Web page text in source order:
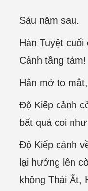
Sáu năm sau.
Hàn Tuyệt
Cảnh tầng tám!
Hắn mở to
Độ Kiếp cảnh
bất quá coi
Độ Kiếp cảnh
lại hướng lên
không Thái Ất,